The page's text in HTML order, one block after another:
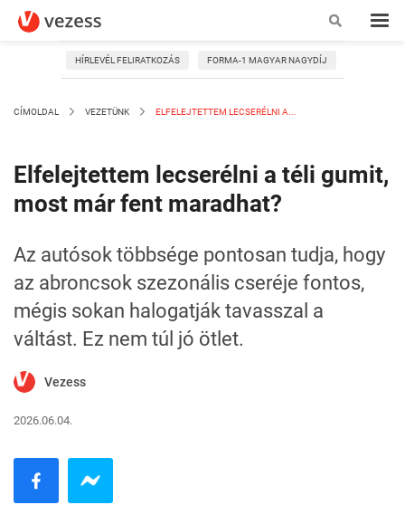
HÍRLEVÉL FELIRATKOZÁS FORMA-1 MAGYAR NAGYDÍJ
CÍMOLDAL VEZETÜNK ELFELEJTETTEM LECSERÉLNI A...
Elfelejtettem lecserélni a téli gumit,
most már fent maradhat?
Az autósok többsége pontosan tudja, hogy
az abroncsok szezonális cseréje fontos,
mégis sokan halogatják tavasszal a
váltást. Ez nem túl jó ötlet.
Vezess
2026.06.04.